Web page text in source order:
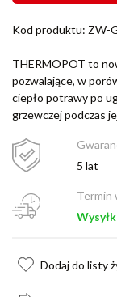
Kod produktu: ZW-
THERMOPOT to
pozwalające, w
ciepło potrawy po
grzewczej podczas
5 lat
Termin
Dodaj do listy